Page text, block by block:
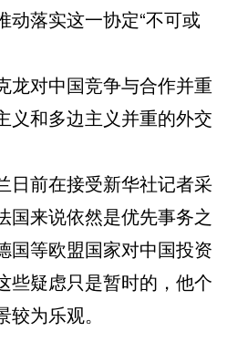
动落实这一协定“不可或
对中国竞争与合作并重
义和多边主义并重的外交
前在接受新华社记者采
国来说依然是优先事务之
国等欧盟国家对中国投资
些疑虑只是暂时的，他个
为乐观。